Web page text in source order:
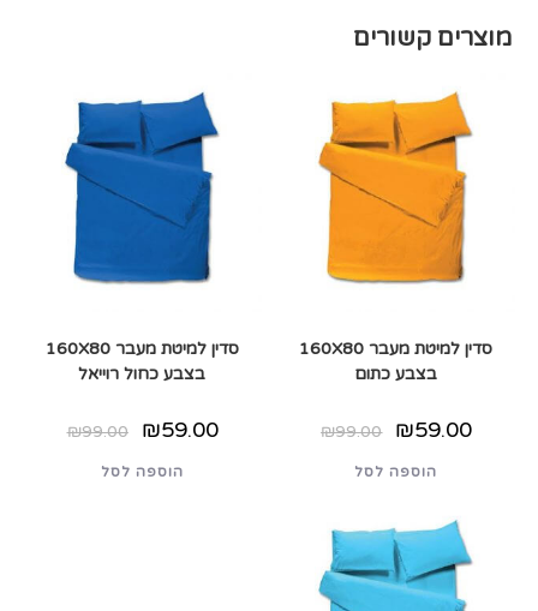
מוצרים קשורים
סדין למיטת מעבר 160X80
בצבע כתום
₪99.00
המחיר
המקורי
₪99.00.
₪59.00
המחיר
הנוכחי
₪59.00.
הוספה לסל
סדין למיטת מעבר 160X80
בצבע כחול רוייאל
₪99.00
המחיר
המקורי
₪99.00.
₪59.00
המחיר
הנוכחי
₪59.00.
הוספה לסל